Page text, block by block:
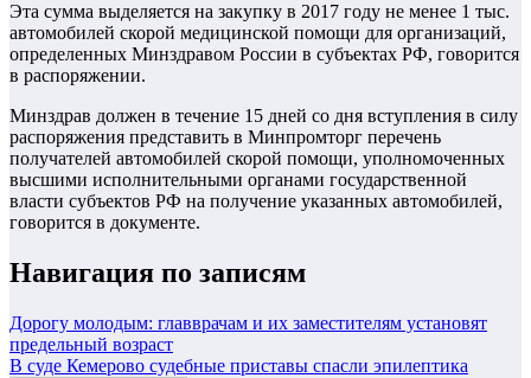
Эта сумма выделяется на закупку в 2017 году не менее 1 тыс.
автомобилей скорой медицинской помощи для организаций,
определенных Минздравом России в субъектах РФ, говорится
в распоряжении.
Минздрав должен в течение 15 дней со дня вступления в силу
распоряжения представить в Минпромторг перечень
получателей автомобилей скорой помощи, уполномоченных
высшими исполнительными органами государственной
власти субъектов РФ на получение указанных автомобилей,
говорится в документе.
Навигация по записям
Дорогу молодым: главврачам и их заместителям установят
предельный возраст
В суде Кемерово судебные приставы спасли эпилептика